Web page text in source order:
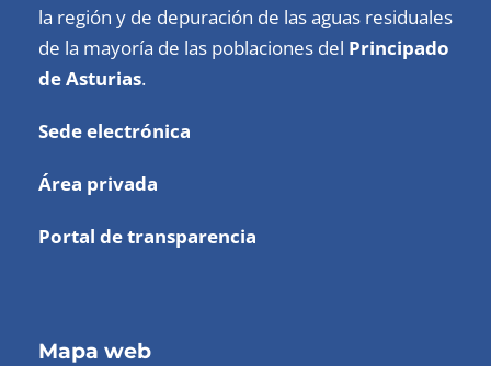
la región y de depuración de las aguas residuales
de la mayoría de las poblaciones del Principado
de Asturias.
Sede electrónica
Área privada
Portal de transparencia
Mapa web